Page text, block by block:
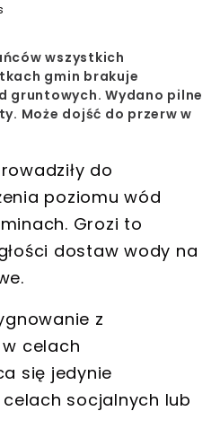
wszystkich
gmin brakuje
gruntowych. Wydano pilne
Może dojść do przerw w
do
poziomu wód
Grozi to
dostaw wody na
z
celach
się jedynie
socjalnych lub